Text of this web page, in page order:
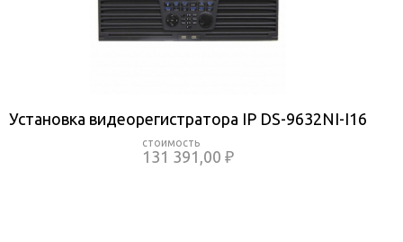
Установка видеорегистратора IP DS-9632NI-I16
131 391,00 ₽